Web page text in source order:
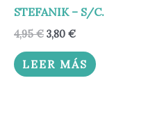
STEFANIK – S/C.
4,95€ 3,80 €
LEER MÁS